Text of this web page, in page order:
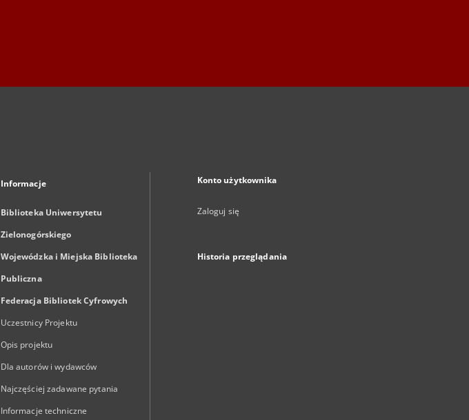
Informacje
Biblioteka Uniwersytetu
Zielonogórskiego
Wojewódzka i Miejska Biblioteka
Publiczna
Federacja Bibliotek Cyfrowych
Uczestnicy Projektu
Opis projektu
Dla autorów i wydawców
Najczęściej zadawane pytania
Informacje techniczne
Konto użytkownika
Zaloguj się
Historia przeglądania